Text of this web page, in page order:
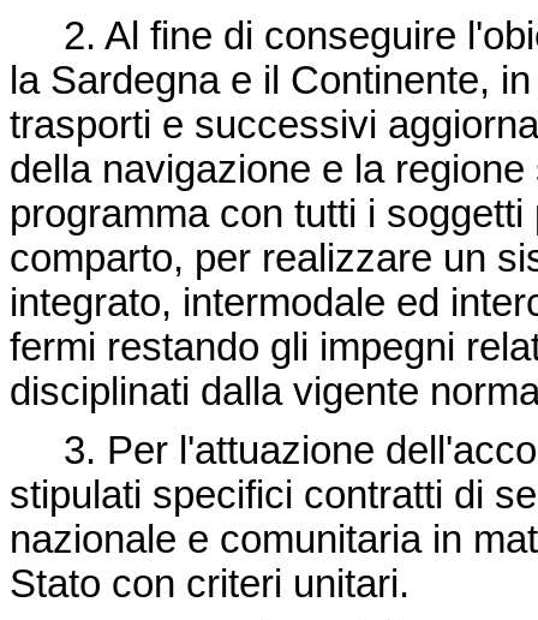
2. Al fine di conseguire
la Sardegna e il Continente,
trasporti e successivi
della navigazione e la
programma con tutti i
comparto, per realizzare un
integrato, intermodale ed
fermi restando gli impegni
disciplinati dalla vigente
3. Per l'attuazione
stipulati specifici contratti di
nazionale e comunitaria in
Stato con criteri unitari.